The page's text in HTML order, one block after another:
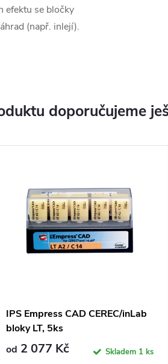
efektu se bločky
(např. inlejí).
doporučujeme
IPS Empress CAD CEREC/inLab
bloky LT, 5ks
od 2 077 Kč Skladem 1 ks